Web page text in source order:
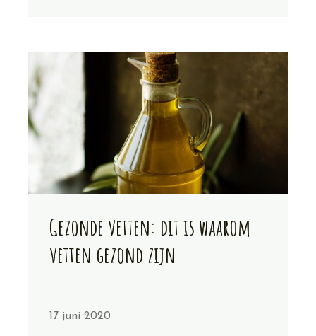
Gezonde vetten: dit is waarom
vetten gezond zijn
17 juni 2020